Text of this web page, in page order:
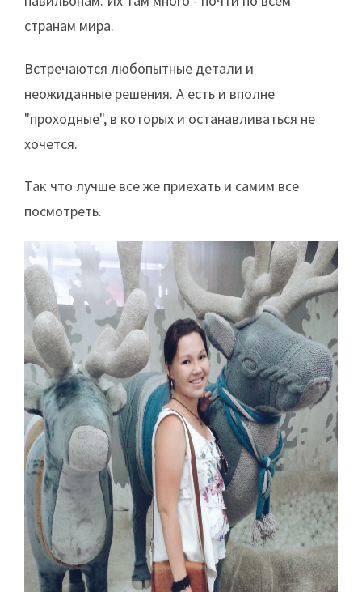
странам мира.
Встречаются любопытные детали и
неожиданные решения. А есть и вполне
"проходные", в которых и останавливаться не
хочется.
Так что лучше все же приехать и самим все
посмотреть.